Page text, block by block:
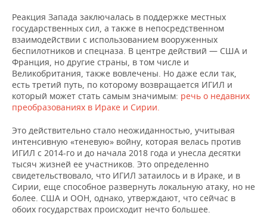
Реакция Запада заключалась в поддержке местных
государственных сил, а также в непосредственном
взаимодействии с использованием вооруженных
беспилотников и спецназа. В центре действий — США и
Франция, но другие страны, в том числе и
Великобритания, также вовлечены. Но даже если так,
есть третий путь, по которому возвращается ИГИЛ и
который может стать самым значимым: речь о недавних
преобразованиях в Ираке и Сирии.
Это действительно стало неожиданностью, учитывая
интенсивную «теневую» войну, которая велась против
ИГИЛ с 2014-го и до начала 2018 года и унесла десятки
тысяч жизней ее участников. Это определенно
свидетельствовало, что ИГИЛ затаилось и в Ираке, и в
Сирии, еще способное развернуть локальную атаку, но не
более. США и ООН, однако, утверждают, что сейчас в
обоих государствах происходит нечто большее.